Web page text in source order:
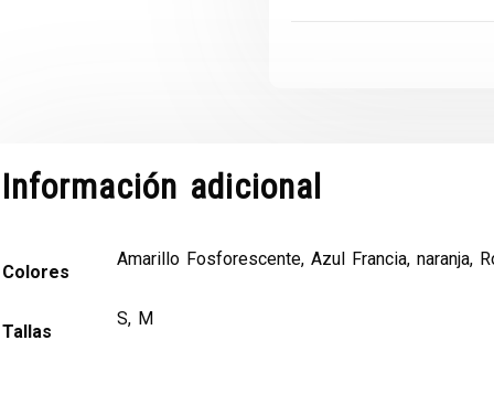
Información adicional
Colores
Amarillo Fosforescente, Azul Francia, naranja,
Tallas
S, M